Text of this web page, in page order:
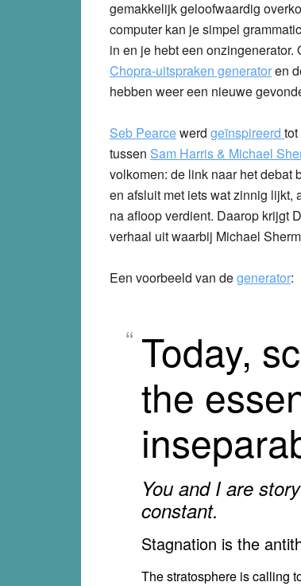
gemakkelijk geloofwaardig
computer kan je simpel
in en je hebt een
Chopra-uitspraken generatoren
hebben weer een nieuwe
Seb Pearcewerd geïnspireerd
tussen Sam Harris & Michael
volkomen: de link naar het debat
en afsluit met iets wat zinnig lijkt,
na afloop verdient. Daarop krijgt
verhaal uit waarbij Michael
Een voorbeeld van degenerator:
Today,
the
You and I are
constant.
Stagnation is the
The stratosphere is calling